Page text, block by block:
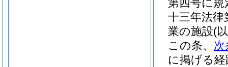
第四号に
十三年法律
業の施設(
この条、 次
に掲げる